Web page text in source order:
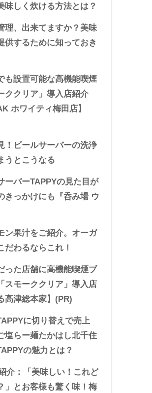
味しく炊ける方法とは？
理、出来てますか？美味
供するために知っておき
も設置可能な高機能喫煙
ククリア」導入店紹介
ホワイティ梅田店】
！ビールサーバーの洗浄
うとこうなる
ーバーTAPPYの見た目が
きっかけにも『呑み場 ウ
ン果汁をご紹介。オーガ
だわるならこれ！
った店舗に高機能喫煙ブ
スモーククリア」導入店
高津総本家】(PR)
に切り替えで売上
塩らー麺たかはし北千住
の魅力とは？
介：「美味しい！これど
」とお客様も驚く味！梅